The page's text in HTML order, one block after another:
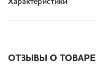
Характеристики
ОТЗЫВЫ О ТОВАРЕ